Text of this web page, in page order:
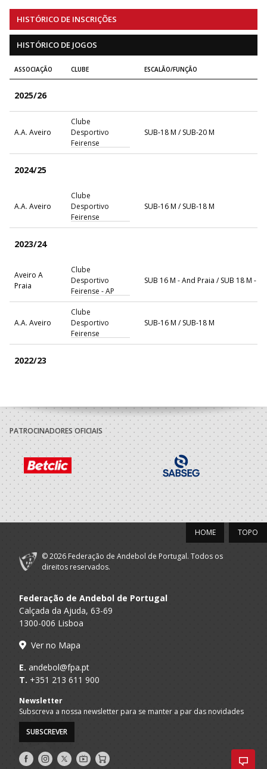
HISTÓRICO DE INSCRIÇÕES
HISTÓRICO DE JOGOS
ASSOCIAÇÃO CLUBE ESCALÃO/FUNÇÃO
2025/26
A.A. Aveiro
Clube
Desportivo
Feirense
SUB-18 M / SUB-20 M
2024/25
A.A. Aveiro
Clube
Desportivo
Feirense
SUB-16 M / SUB-18 M
2023/24
Aveiro A
Praia
Clube
Desportivo
Feirense - AP
SUB 16 M - And Praia / SUB 18 M -
A.A. Aveiro
Clube
Desportivo
Feirense
SUB-16 M / SUB-18 M
2022/23
Feirense
2021/22
A.A. Aveiro
Clube
Desportivo
Feirense
SUB-14 M / SUB-16 M
2020/21
Feirense
SUB-13 M / SUB-15 M
A.A. Aveiro
Clube
Desportivo
Feirense
Clube
2017/18
A.A. Aveiro
Clube
Desportivo
PATROCINADORES OFICIAIS
TOPO
HOME
© 2026 Federação de Andebol de Portugal. Todos os
direitos reservados.
Federação de Andebol de Portugal
Calçada da Ajuda, 63-69
1300-006 Lisboa
Ver no Mapa
E. andebol@fpa.pt
T. +351 213 611 900
Newsletter
Subscreva a nossa newsletter para se manter a par das novidades
SUBSCREVER
Siga- Siga- Siga- AndebolTV
Loja